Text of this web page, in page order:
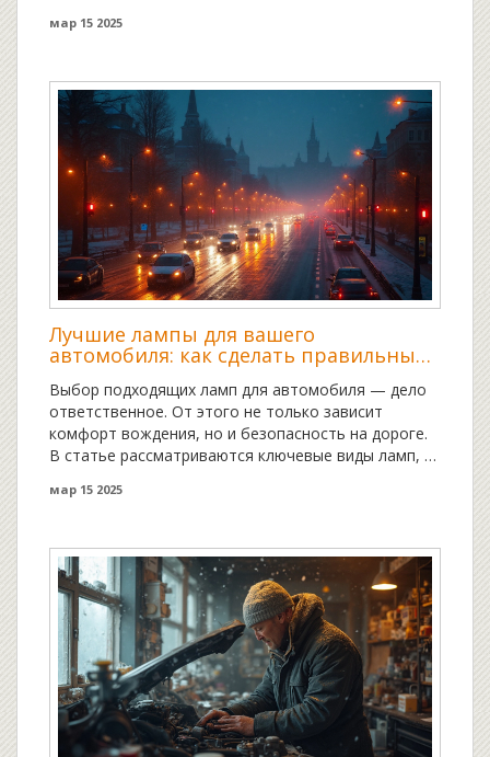
нюансы следует учесть при покупке, и получите
мар 15 2025
Лучшие лампы для вашего
автомобиля: как сделать правильный
Выбор подходящих ламп для автомобиля — дело
ответственное. От этого не только зависит
комфорт вождения, но и безопасность на дороге.
В статье рассматриваются ключевые виды ламп, их
советы по выбору лучших вариантов, учитывая
мар 15 2025